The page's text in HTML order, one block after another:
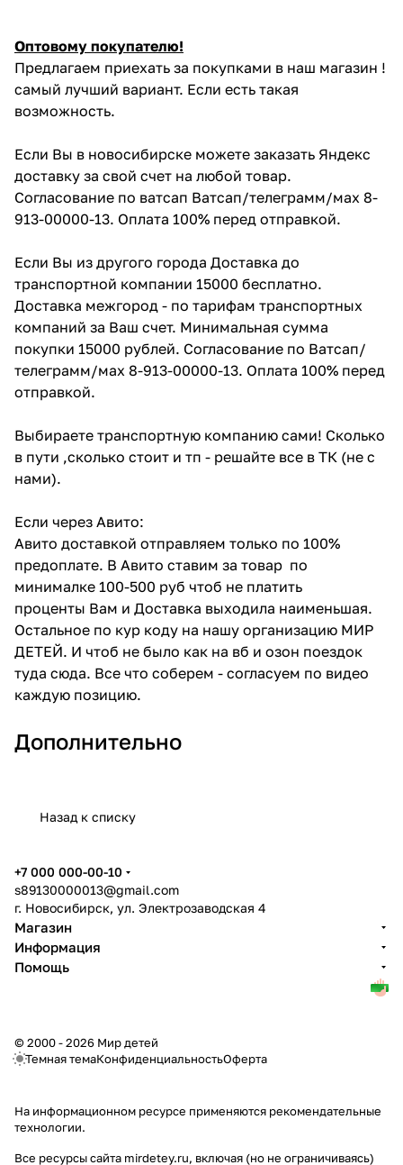
Оптовому покупателю!
Предлагаем приехать за покупками в наш магазин !
самый лучший вариант. Если есть такая
возможность.
Если Вы в новосибирске можете заказать Яндекс
доставку за свой счет на любой товар.
Согласование по ватсап Ватсап/телеграмм/мах 8-
913-00000-13. Оплата 100% перед отправкой.
Если Вы из другого города Доставка до
транспортной компании 15000 бесплатно.
Доставка межгород - по тарифам транспортных
компаний за Ваш счет. Минимальная сумма
покупки 15000 рублей. Согласование по Ватсап/
телеграмм/мах 8-913-00000-13. Оплата 100% перед
отправкой.
Выбираете транспортную компанию сами! Сколько
в пути ,сколько стоит и тп - решайте все в ТК (не с
нами).
Если через Авито:
Авито доставкой отправляем только по 100%
предоплате. В Авито ставим за товар по
минималке 100-500 руб чтоб не платить
проценты Вам и Доставка выходила наименьшая.
Остальное по кур коду на нашу организацию МИР
ДЕТЕЙ. И чтоб не было как на вб и озон поездок
туда сюда. Все что соберем - согласуем по видео
каждую позицию.
Дополнительно
Назад к списку
+7 000 000-00-10
s89130000013@gmail.com
г. Новосибирск, ул. Электрозаводская 4
Магазин
Информация
Помощь
© 2000 - 2026 Мир детей
Темная темаКонфиденциальностьОферта
На информационном ресурсе применяются рекомендательные
технологии.
Все ресурсы сайта mirdetey.ru, включая (но не ограничиваясь)